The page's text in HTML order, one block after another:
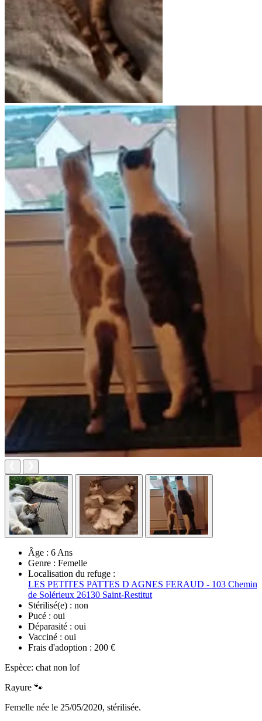
Âge : 6 Ans
Genre : Femelle
Localisation du refuge :
LES PETITES PATTES D AGNES FERAUD - 103 Chemin
de Solérieux 26130 Saint-Restitut
Stérilisé(e) : non
Pucé : oui
Déparasité : oui
Vacciné : oui
Frais d'adoption : 200 €
Espèce: chat non lof
Rayure 🐾
Femelle née le 25/05/2020, stérilisée.